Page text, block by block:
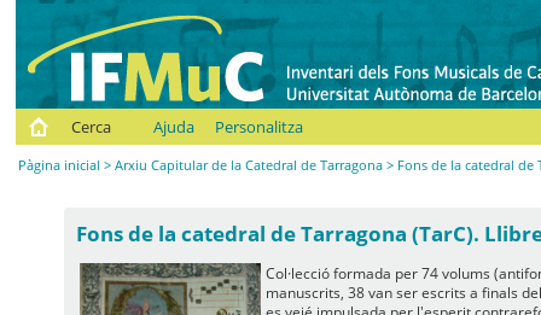
Cerca Ajuda Personalitza
Pàgina inicial >Arxiu Capitular de la Catedral de Tarragona > Fons de la catedral de
Fons de la catedral de Tarragona (TarC).
Col·lecció formada per 74 volums
manuscrits, 38 van ser escrits a finals